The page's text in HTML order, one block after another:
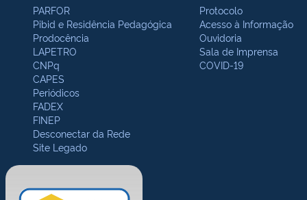
PARFOR
Pibid e Residência Pedagógica
Prodocência
LAPETRO
CNPq
CAPES
Periódicos
FADEX
FINEP
Desconectar da Rede
Site Legado
Protocolo
Acesso à Informação
Ouvidoria
Sala de Imprensa
COVID-19